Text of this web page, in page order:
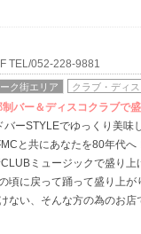
TEL/052-228-9881
ク街エリア クラブ・ディス
バー＆ディスコクラブで盛
バーSTYLEでゆっくり美味
と共にあなたを80年代へ
ミュージックで盛り
頃に戻って踊って盛り上
ない、そんな方の為のお店